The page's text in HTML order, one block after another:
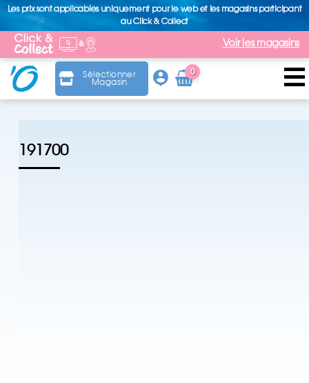
Les prix sont applicables uniquement pour le web et les magasins participant
au Click & Collect
Voir les magasins
Sélectionner
Magasin
0
Arti
cle
191700